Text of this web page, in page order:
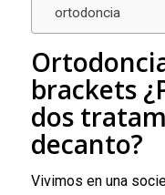
ortodoncia
brackets
dos
decanto?
Vivimos en una